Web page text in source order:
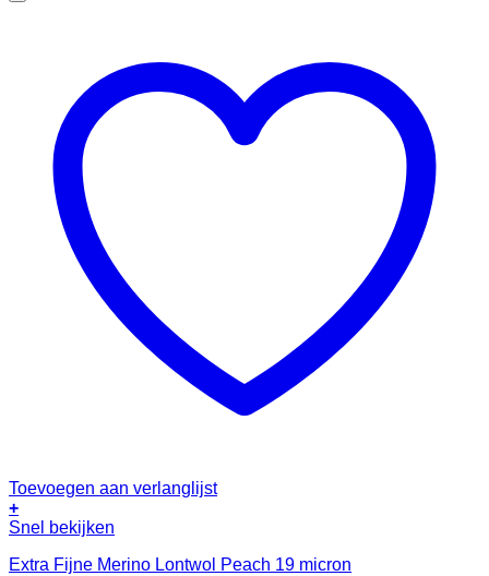
Toevoegen aan verlanglijst
+
Snel bekijken
Extra Fijne Merino Lontwol Peach 19 micron